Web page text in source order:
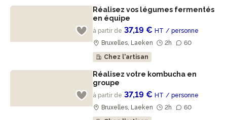
Réalisez vos légumes fermentés
en équipe
à partir de 37,19 €HT / personne
Bruxelles, Laeken
2h
60
Chez l'artisan
Réalisez votre kombucha en
groupe
à partir de 37,19 €HT / personne
Bruxelles, Laeken
2h
60